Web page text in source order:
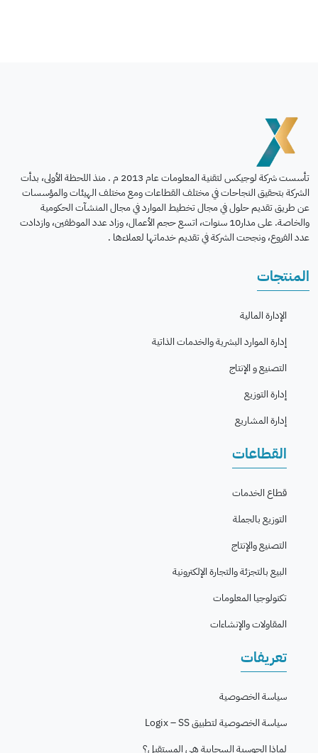
تأسست شركة لوجيكس لتقنية المعلومات عام 2013 م . منذ اللحظة الأولى، بدأت
الشركة بتحقيق النجاحات في مختلف القطاعات ومع مختلف الهيئات والمؤسسات
عن طريق تقديم حلول في مجال تخطيط الموارد في مجال المنشآت الحكومية
والخاصة. على مدار10 سنوات، اتسع حجم الأعمال، وزاد عدد الموظفين، وازدادت
عدد الفروع، ونجحت الشركة في تقديم خدماتها لعملاءها .
المنتجات
الإدارة المالية
إدارة الموارد البشرية والخدمات الذاتية
التصنيع و الإنتاج
إدارة التوزيع
إدارة المشاريع
القطاعات
قطاع الخدمات
التوزيع بالجملة
التصنيع والإنتاج
البيع بالتجزئة والتجارة الإلكترونية
تكنولوجيا المعلومات
المقاولات والإنشاءات
تعريفات
سياسة الخصوصية
سياسة الخصوصية لتطبيق Logix – SS
لماذا الحوسبة السحابية هي المستقبل؟